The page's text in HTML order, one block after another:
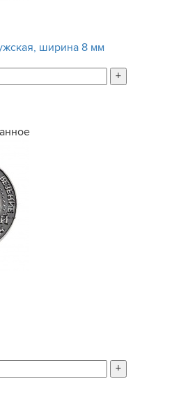
ширина 8 мм
+
+